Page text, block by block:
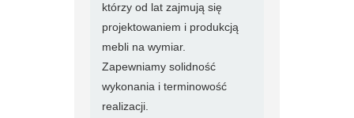
którzy od lat zajmują się
projektowaniem i produkcją
mebli na wymiar.
Zapewniamy solidność
wykonania i terminowość
realizacji.